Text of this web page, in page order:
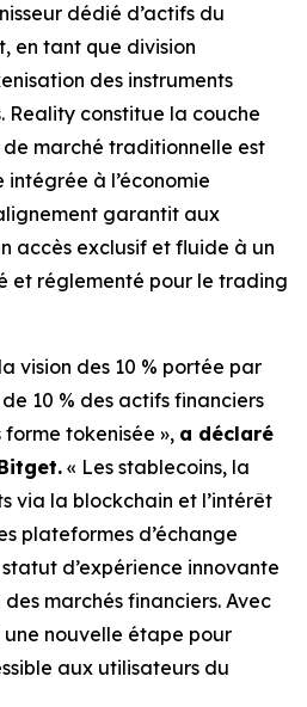
dédié d’actifs du
en tant que division
des instruments
Reality constitue la couche
marché traditionnelle est
à l’économie
garantit aux
accès exclusif et fluide à un
et réglementé pour le trading
vision des 10 % portée par
10 % des actifs financiers
tokenisée », a déclaré
« Les stablecoins, la
via la blockchain et l’intérêt
plateformes d’échange
d’expérience innovante
marchés financiers. Avec
nouvelle étape pour
aux utilisateurs du